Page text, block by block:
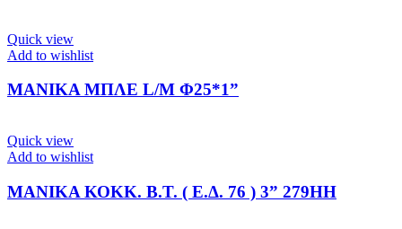
Quick view
Add to wishlist
ΜΑΝΙΚΑ ΜΠΛΕ L/M Φ25*1”
Quick view
Add to wishlist
ΜΑΝΙΚΑ ΚΟΚΚ. Β.Τ. ( Ε.Δ. 76 ) 3” 279ΗΗ